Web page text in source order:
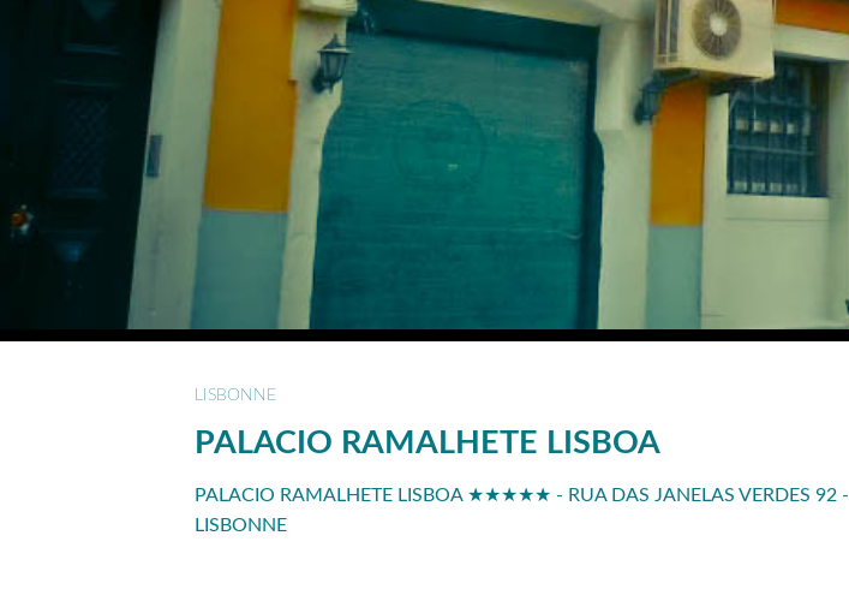
LISBONNE
PALACIO RAMALHETE LISBOA
PALACIO RAMALHETE LISBOA ★★★★★ - RUA DAS JANELAS VERDES 92 -
LISBONNE